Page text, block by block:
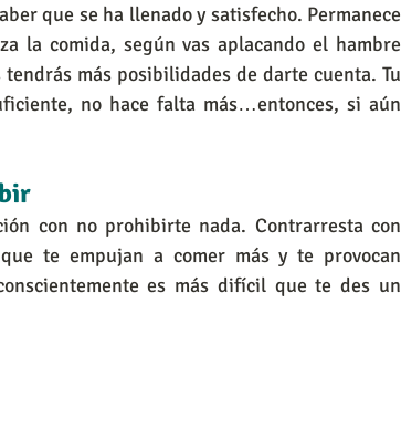
que se ha llenado y satisfecho. Permanece
la comida, según vas aplacando el hambre
más posibilidades de darte cuenta. Tu
no hace falta más…entonces, si aún
con no prohibirte nada. Contrarresta con
te empujan a comer más y te provocan
es más difícil que te des un